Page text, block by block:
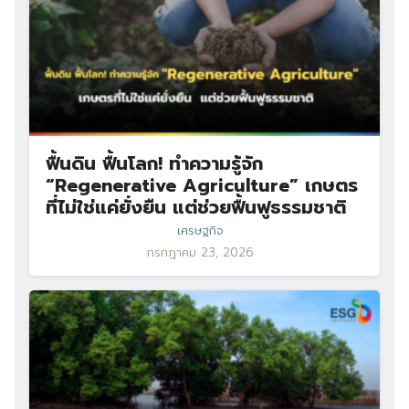
Search
for: Search
ฟื้นดิน ฟื้นโลก! ทำความรู้จัก
“Regenerative Agriculture” เกษตร
ที่ไม่ใช่แค่ยั่งยืน แต่ช่วยฟื้นฟูธรรมชาติ
เศรษฐกิจ
กรกฎาคม 23, 2026